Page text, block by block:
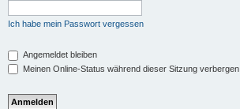
Ich habe mein Passwort vergessen
Angemeldet bleiben
Meinen Online-Status während dieser Sitzung verbergen